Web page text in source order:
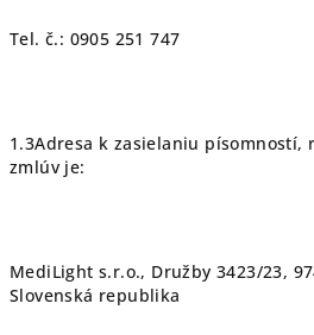
Tel. č.: 0905 251 747
1.3Adresa k zasielaniu písomností,
zmlúv je:
MediLight s.r.o., Družby 3423/23,
Slovenská republika